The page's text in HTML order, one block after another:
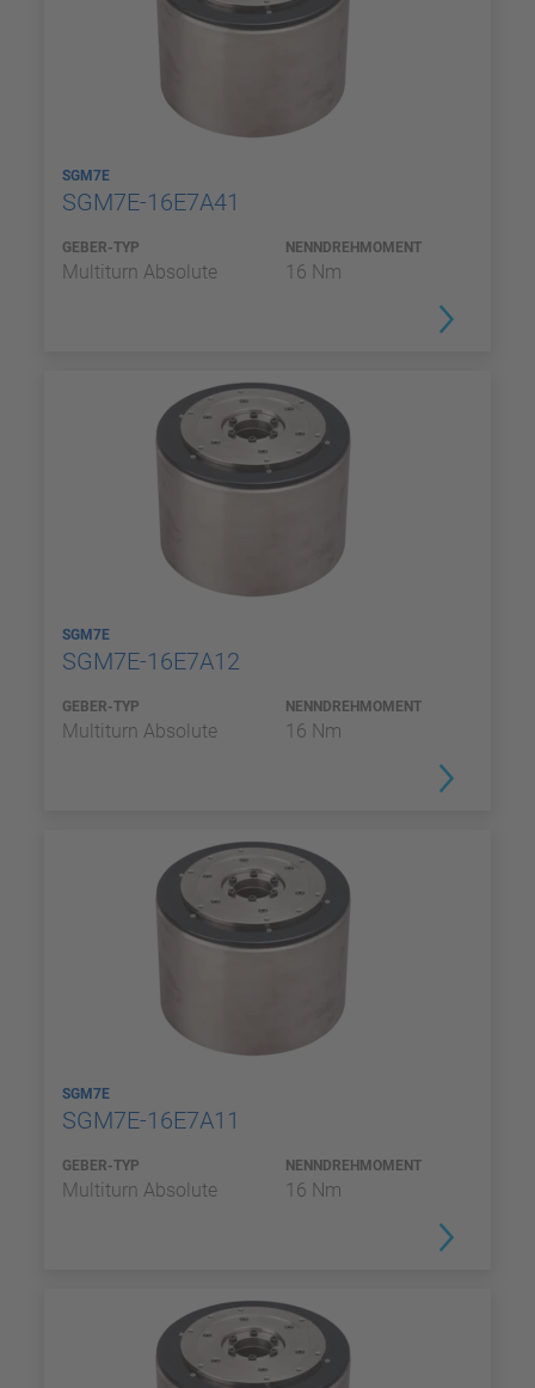
SGM7E
SGM7E-16E7A41
GEBER-TYP
Multiturn Absolute
NENNDREHMOMENT
16 Nm
SGM7E
SGM7E-16E7A12
GEBER-TYP
Multiturn Absolute
NENNDREHMOMENT
16 Nm
SGM7E
SGM7E-16E7A11
GEBER-TYP
Multiturn Absolute
NENNDREHMOMENT
16 Nm